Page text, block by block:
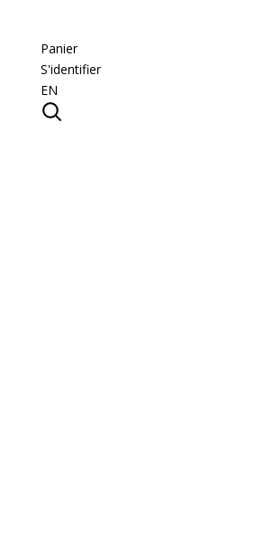
Panier
S'identifier
EN